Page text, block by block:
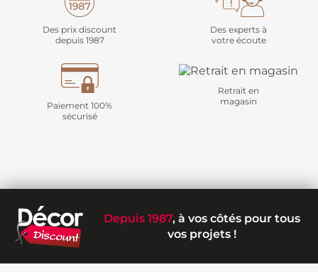
Des prix discount
depuis 1987
Des experts à
votre écoute
Paiement 100%
sécurisé
Retrait en
magasin
Depuis 1987, à vos côtés pour tous
vos projets !